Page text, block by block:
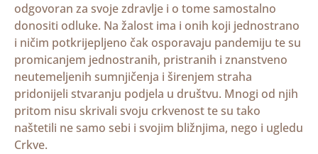
odgovoran za svoje zdravlje i o tome samostalno
donositi odluke. Na žalost ima i onih koji jednostrano
i ničim potkrijepljeno čak osporavaju pandemiju te su
promicanjem jednostranih, pristranih i znanstveno
neutemeljenih sumnjičenja i širenjem straha
pridonijeli stvaranju podjela u društvu. Mnogi od njih
pritom nisu skrivali svoju crkvenost te su tako
naštetili ne samo sebi i svojim bližnjima, nego i ugledu
Crkve.